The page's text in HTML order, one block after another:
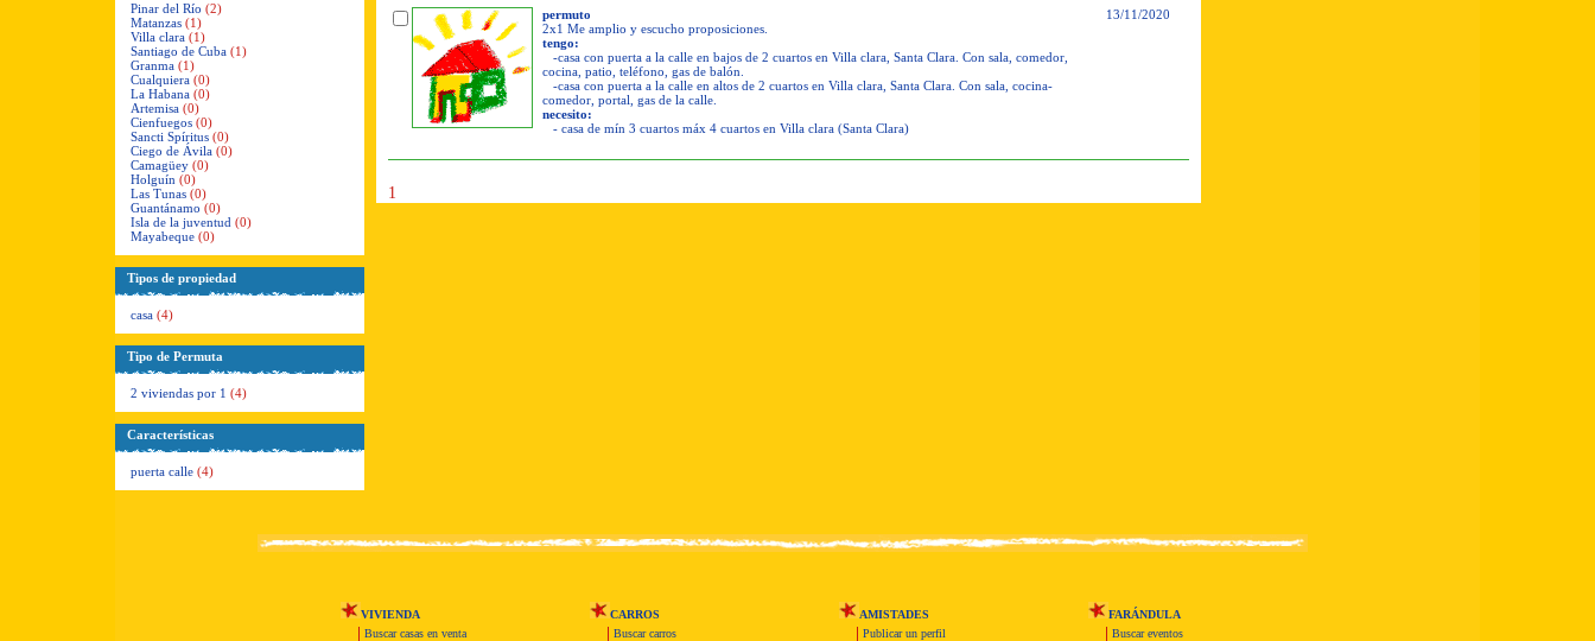
Pinar del Río (2)
Matanzas (1)
Villa clara (1)
Santiago de Cuba (1)
Granma (1)
Cualquiera (0)
La Habana (0)
Artemisa (0)
Cienfuegos (0)
Sancti Spíritus (0)
Ciego de Ávila (0)
Camagüey (0)
Holguín (0)
Las Tunas (0)
Guantánamo (0)
Isla de la juventud (0)
Mayabeque (0)
Tipos de propiedad
casa (4)
Tipo de Permuta
2 viviendas por 1 (4)
Características
puerta calle (4)
permuto
2x1 Me amplio y escucho proposiciones.
tengo:
-casa con puerta a la calle en bajos de 2 cuartos en Villa clara, Santa Clara. Con sala, comedor,
cocina, patio, teléfono, gas de balón.
-casa con puerta a la calle en altos de 2 cuartos en Villa clara, Santa Clara. Con sala, cocina-
comedor, portal, gas de la calle.
necesito:
- casa de mín 3 cuartos máx 4 cuartos en Villa clara (Santa Clara)
13/11/2020
1
VIVIENDA
Buscar casas en venta
CARROS
Buscar carros
AMISTADES
Publicar un perfil
FARÁNDULA
Buscar eventos